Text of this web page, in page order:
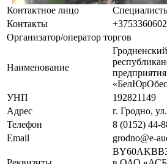
Контактное лицо
Контакты
Организатор/оператор торгов
Наименование
УНП
192821149
Адрес
г. Гродно,
Телефон
8 (0152) 44-
Email
grodno@e-